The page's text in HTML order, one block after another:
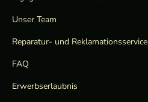
Unser Team
Reparatur- und Reklamationsservice
FAQ
Erwerbserlaubnis